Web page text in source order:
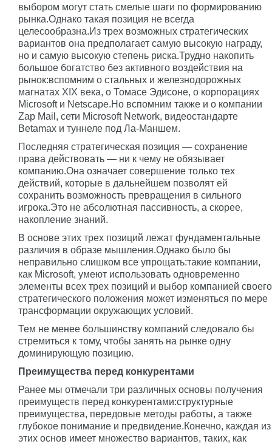
выбором могут стать смелые шаги по формированию
рынка.Однако такая позиция не всегда
целесообразна.Из трех возможных стратегических
вариантов она предполагает самую высокую награду,
но и самую высокую степень риска.Трудно накопить
большое богатство без активного воздействия на
рынок:вспомним о стальных и железнодорожных
магнатах XIX века, о Томасе Эдисоне, о корпорациях
Microsoft и Netscape.Но вспомним также и о компании
Zap Mail, сети Microsoft Network, видеостандарте
Betamax и туннеле под Ла-Маншем.
Последняя стратегическая позиция — сохранение
права действовать — ни к чему не обязывает
компанию.Она означает совершение только тех
действий, которые в дальнейшем позволят ей
сохранить возможность превращения в сильного
игрока.Это не абсолютная пассивность, а скорее,
накопление знаний.
В основе этих трех позиций лежат фундаментальные
различия в образе мышления.Однако было бы
неправильно слишком все упрощать:такие компании,
как Microsoft, умеют использовать одновременно
элементы всех трех позиций и выбор компанией своего
стратегического положения может изменяться по мере
трансформации окружающих условий.
Тем не менее большинству компаний следовало бы
стремиться к тому, чтобы занять на рынке одну
доминирующую позицию.
Преимущества перед конкурентами
Ранее мы отмечали три различных основы получения
преимуществ перед конкурентами:структурные
преимущества, передовые методы работы, а также
глубокое понимание и предвидение.Конечно, каждая из
этих основ имеет множество вариантов, таких, как